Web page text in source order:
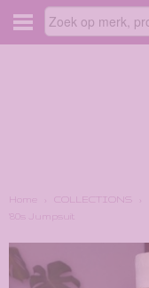
Home COLLECTIONS
'80s Jumpsuit